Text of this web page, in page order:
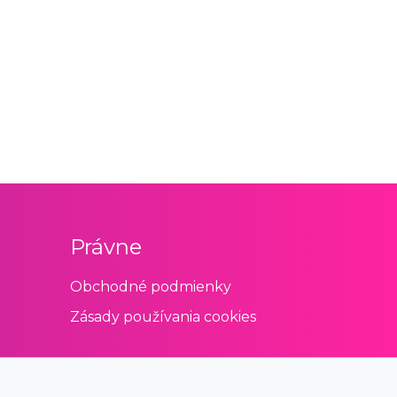
Právne
Obchodné podmienky
Zásady používania cookies